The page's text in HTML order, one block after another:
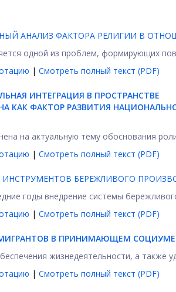
АНАЛИЗ ФАКТОРА РЕЛИГИИ В
одной из проблем, формирующих
| Смотреть полный текст (PDF)
ИНТЕГРАЦИЯ В ПРОСТРАНСТВЕ
КАК ФАКТОР РАЗВИТИЯ
на актуальную тему обоснования
| Смотреть полный текст (PDF)
БЕРЕЖЛИВОГО
годы внедрение системы
| Смотреть полный текст (PDF)
В ПРИНИМАЮЩЕМ
жизнедеятельности, а также
| Смотреть полный текст (PDF)